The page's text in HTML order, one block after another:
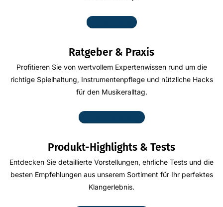
Zu den News
Ratgeber & Praxis
Profitieren Sie von wertvollem Expertenwissen rund um die
richtige Spielhaltung, Instrumentenpflege und nützliche Hacks
für den Musikeralltag.
Zu den Ratgebern
Produkt-Highlights & Tests
Entdecken Sie detaillierte Vorstellungen, ehrliche Tests und die
besten Empfehlungen aus unserem Sortiment für Ihr perfektes
Klangerlebnis.